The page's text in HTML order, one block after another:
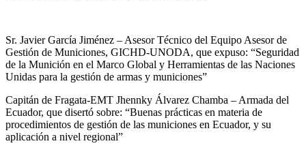
Sr. Javier García Jiménez – Asesor Técnico del Equipo Asesor de
Gestión de Municiones, GICHD-UNODA, que expuso: “Seguridad
de la Munición en el Marco Global y Herramientas de las Naciones
Unidas para la gestión de armas y municiones”
Capitán de Fragata-EMT Jhennky Álvarez Chamba – Armada del
Ecuador, que disertó sobre: “Buenas prácticas en materia de
procedimientos de gestión de las municiones en Ecuador, y su
aplicación a nivel regional”